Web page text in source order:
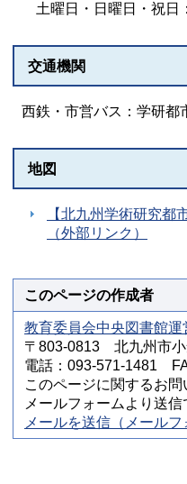
土曜日・日曜日・祝日
交通機関
西鉄・市営バス：学研都
地図
【北九州学術研究都
（外部リンク）
このページの作成者
教育委員会中央図書館運
〒803-0813 北九州市
電話：093-571-1481
このページに関するお
メールフォームより送信
メールを送信（メールフ